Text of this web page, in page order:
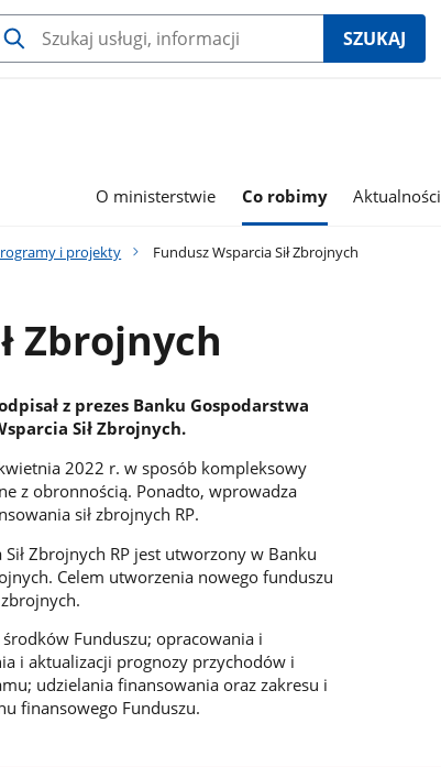
SZUKAJ
O ministerstwie Co robimy Aktualności
i projekty Fundusz Wsparcia Sił Zbrojnych
Zbrojnych
z prezes Banku Gospodarstwa
Sił Zbrojnych.
2022 r. w sposób kompleksowy
z obronnością. Ponadto, wprowadza
sił zbrojnych RP.
Zbrojnych RP jest utworzony w Banku
Celem utworzenia nowego funduszu
Funduszu; opracowania i
i aktualizacji prognozy przychodów i
udzielania finansowania oraz zakresu i
finansowego Funduszu.